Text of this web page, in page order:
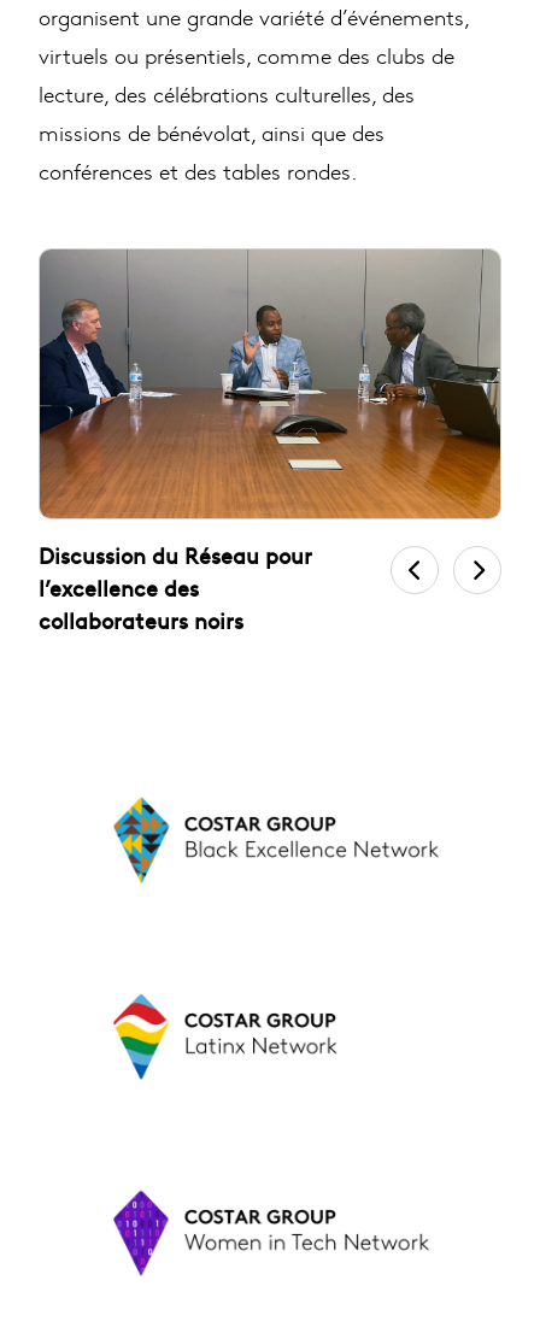
organisent une grande variété d’événements,
virtuels ou présentiels, comme des clubs de
lecture, des célébrations culturelles, des
missions de bénévolat, ainsi que des
conférences et des tables rondes.
Discussion du Réseau pour
l’excellence des
collaborateurs noirs